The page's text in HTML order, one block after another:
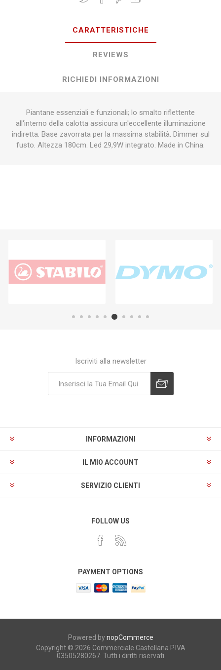
CARATTERISTICHE
REVIEWS
RICHIEDI INFORMAZIONI
Piantane essenziali e funzionali; lo smalto riflettente
all'interno della calotta assicura un'eccellente illuminazione
indiretta. Base zavorrata per la massima stabilità. Dimmer sul
fusto. Altezza 180cm. Led 29,9W integrato. Made in China.
Iscriviti alla newsletter
INFORMAZIONI
IL MIO ACCOUNT
SERVIZIO CLIENTI
FOLLOW US
PAYMENT OPTIONS
Powered bynopCommerce
Copyright © 2026 Commerciale Castellana P.IVA
03505280267. Tutti i diritti riservati